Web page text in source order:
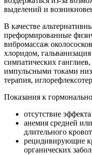
выделений и
В качестве
преформированные
вибромассаж
хлоридом,
симпатических
импульсными токами
терапия,
Показания к
отсутствие
анемия средней
длительного
рецидивирующие
органических